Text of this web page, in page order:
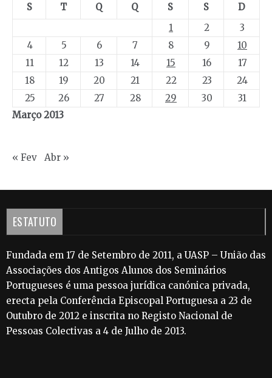
Março 2013
S T Q Q S S
D
1
2
3
4
5 6 7 8 9
10
11
12 13 14 15 16
17
18
19 20 21 22 23
24
25
26 27 28 29 30 31
« Fev Abr »
ESTATUTO
Fundada em 17 de Setembro de 2011, a UASP – União das
Associações dos Antigos Alunos dos Seminários
Portugueses é uma pessoa jurídica canónica privada,
erecta pela Conferência Episcopal Portuguesa a 23 de
Outubro de 2012 e inscrita no Registo Nacional de
Pessoas Colectivas a 4 de Julho de 2013.